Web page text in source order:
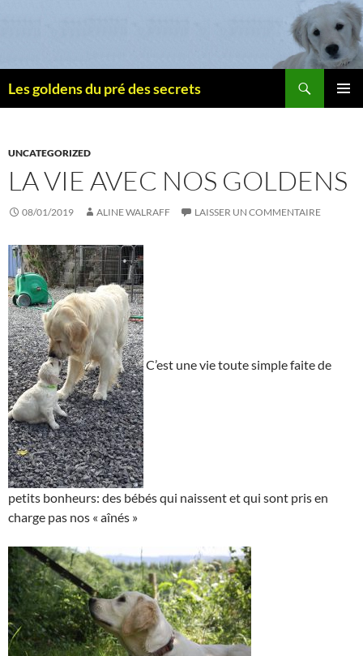
Les goldens du pré des secrets
UNCATEGORIZED
LA VIE AVEC NOS GOLDENS
08/01/2019 ALINE WALRAFF LAISSER UN COMMENTAIRE
C’est une vie toute simple faite de
petits bonheurs: des bébés qui naissent et qui sont pris en
charge pas nos « aînés »